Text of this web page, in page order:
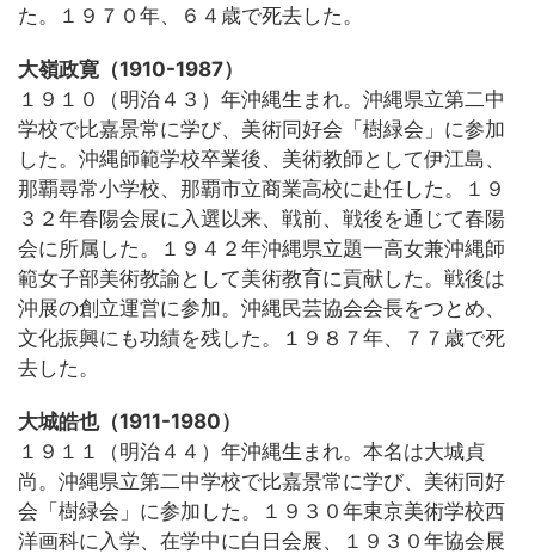
た。１９７０年、６４歳で死去した。
大嶺政寛（1910-1987）
１９１０（明治４３）年沖縄生まれ。沖縄県立第二中
学校で比嘉景常に学び、美術同好会「樹緑会」に参加
した。沖縄師範学校卒業後、美術教師として伊江島、
那覇尋常小学校、那覇市立商業高校に赴任した。１９
３２年春陽会展に入選以来、戦前、戦後を通じて春陽
会に所属した。１９４２年沖縄県立題一高女兼沖縄師
範女子部美術教諭として美術教育に貢献した。戦後は
沖展の創立運営に参加。沖縄民芸協会会長をつとめ、
文化振興にも功績を残した。１９８７年、７７歳で死
去した。
大城皓也（1911-1980）
１９１１（明治４４）年沖縄生まれ。本名は大城貞
尚。沖縄県立第二中学校で比嘉景常に学び、美術同好
会「樹緑会」に参加した。１９３０年東京美術学校西
洋画科に入学、在学中に白日会展、１９３０年協会展